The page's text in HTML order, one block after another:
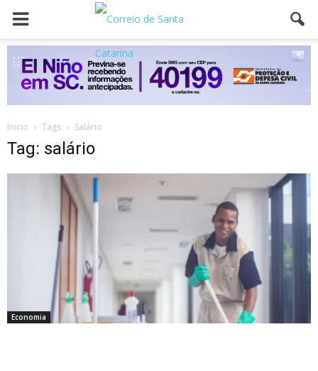
Inicio Tags Salário
Tag: salário
Economia